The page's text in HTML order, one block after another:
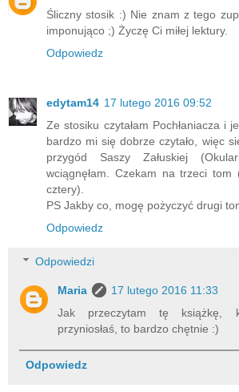
Śliczny stosik :) Nie znam z tego
imponująco ;) Życzę Ci miłej lektury.
Odpowiedz
edytam14 17 lutego 2016 09:52
Ze stosiku czytałam Pochłaniacza i
bardzo mi się dobrze czytało, więc
przygód Saszy Załuskiej
wciągnęłam. Czekam na trzeci
cztery).
PS Jakby co, mogę pożyczyć drugi
Odpowiedz
Odpowiedzi
Maria
17 lutego 2016 11:33
Jak przeczytam tę książkę,
przyniosłaś, to bardzo chętnie :)
Odpowiedz